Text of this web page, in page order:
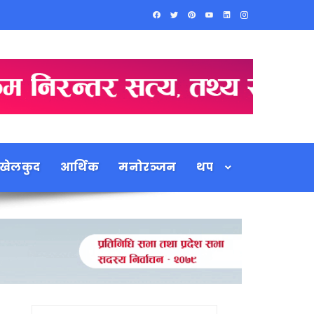
आर्थिक मनोरञ्जन थप